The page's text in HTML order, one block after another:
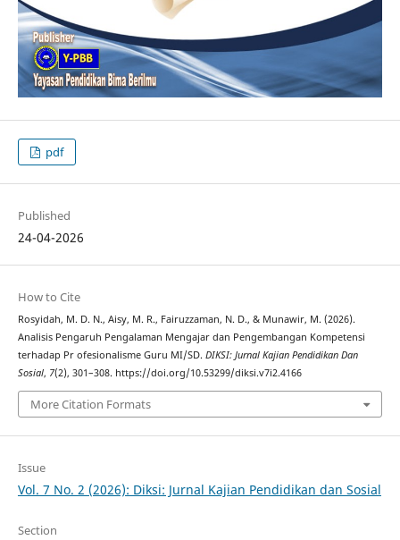
pdf
Published
24-04-2026
How to Cite
Rosyidah, M. D. N., Aisy, M. R., Fairuzzaman, N. D., & Munawir, M. (2026).
Analisis Pengaruh Pengalaman Mengajar dan Pengembangan Kompetensi
terhadap Pr ofesionalisme Guru MI/SD. DIKSI: Jurnal Kajian Pendidikan Dan
Sosial, 7(2), 301–308. https://doi.org/10.53299/diksi.v7i2.4166
More Citation Formats
Issue
Vol. 7 No. 2 (2026): Diksi: Jurnal Kajian Pendidikan dan Sosial
Section